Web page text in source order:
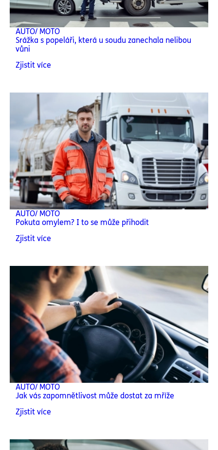
AUTO/ MOTO
Srážka s popeláři, která u soudu zanechala nelibou
vůni
Zjistit více
AUTO/ MOTO
Pokuta omylem? I to se může přihodit
Zjistit více
AUTO/ MOTO
Jak vás zapomnětlivost může dostat za mříže
Zjistit více